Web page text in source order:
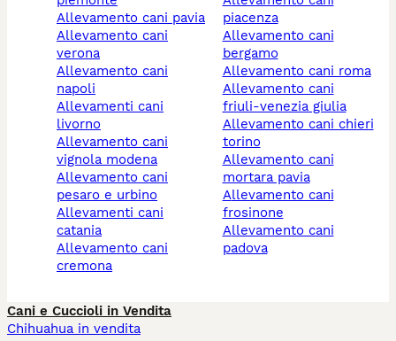
allevamento cani pavia
allevamento cani
verona
allevamento cani
napoli
allevamenti cani
livorno
allevamento cani
vignola modena
allevamento cani
pesaro e urbino
allevamenti cani
catania
allevamento cani
cremona
piacenza
allevamento cani
bergamo
allevamento cani roma
allevamento cani
friuli-venezia giulia
allevamento cani chieri
torino
allevamento cani
mortara pavia
allevamento cani
frosinone
allevamento cani
padova
Cani e Cuccioli in Vendita
Chihuahua in vendita